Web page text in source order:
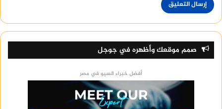
صمم موقعك وأظهره في جوجل
أفضل خبراء السيو في مصر